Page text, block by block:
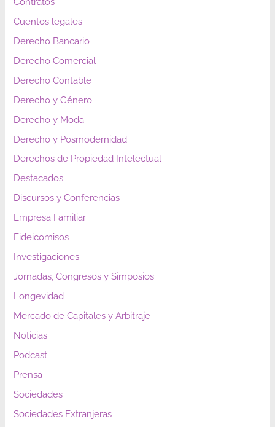
Cuentos legales
Derecho Bancario
Derecho Comercial
Derecho Contable
Derecho y Género
Derecho y Moda
Derecho y Posmodernidad
Derechos de Propiedad Intelectual
Destacados
Discursos y Conferencias
Empresa Familiar
Fideicomisos
Investigaciones
Jornadas, Congresos y Simposios
Longevidad
Mercado de Capitales y Arbitraje
Noticias
Podcast
Prensa
Sociedades
Sociedades Extranjeras